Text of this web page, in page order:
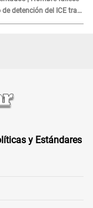
inmigrantes